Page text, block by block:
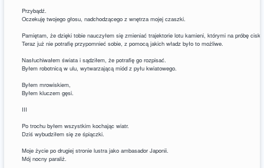
Przybądź.
Oczekuję twojego głosu, nadchodzącego z wnętrza mojej czaszki.
Pamiętam, że dzięki tobie nauczyłem się zmieniać trajektorie lotu kamieni, którymi na próbę
Teraz już nie potrafię przypomnieć sobie, z pomocą jakich władz było to możliwe.
Nasłuchiwałem świata i sądziłem, że potrafię go rozpisać.
Byłem robotnicą w ulu, wytwarzającą miód z pyłu kwiatowego.
Byłem mrowiskiem,
Byłem kluczem gęsi.
III
Po trochu byłem wszystkim kochając wiatr.
Dziś wybudziłem się ze śpiączki.
Moje życie po drugiej stronie lustra jako ambasador Japonii.
Mój nocny paraliż.